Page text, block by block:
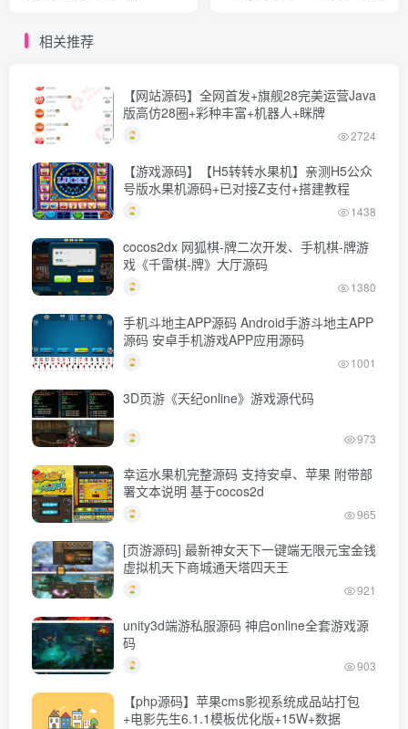
相关推荐
【网站源码】全网首发+旗舰28完美运营Java
版高仿28圈+彩种丰富+机器人+眯牌
2724
【游戏源码】【H5转转水果机】亲测H5公众
号版水果机源码+已对接Z支付+搭建教程
1438
cocos2dx 网狐棋-牌二次开发、手机棋-牌游
戏《千雷棋-牌》大厅源码
1380
手机斗地主APP源码 Android手游斗地主APP
源码 安卓手机游戏APP应用源码
1001
3D页游《天纪online》游戏源代码
973
幸运水果机完整源码 支持安卓、苹果 附带部
署文本说明 基于cocos2d
965
[页游源码] 最新神女天下一键端无限元宝金钱
虚拟机天下商城通天塔四天王
921
unity3d端游私服源码 神启online全套游戏源
码
903
【php源码】苹果cms影视系统成品站打包
+电影先生6.1.1模板优化版+15W+数据